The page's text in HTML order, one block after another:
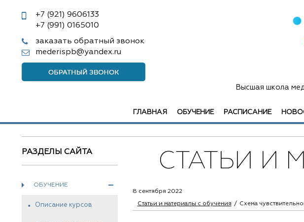
+7 (921) 9606133
+7 (991) 0165010
заказать обратный звонок
mederispb@yandex.ru
Высшая школа
ГЛАВНАЯ ОБУЧЕНИЕ РАСПИСАНИЕ
РАЗДЕЛЫ САЙТА
ОБУЧЕНИЕ
Описание курсов
СТАТЬИ И
8 сентября 2022
Статьи и материалы с обучения Схема